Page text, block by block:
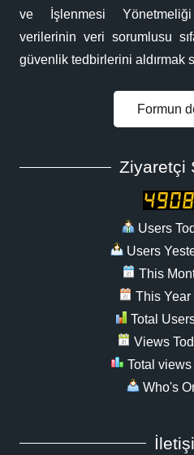
ve İşlenmesi
verilerinin veri sorumlusu
güvenlik tedbirlerini aldırmak
Formun
Ziyaretçi
Users
Users
This
This Year
Total
Views
Total
Who's